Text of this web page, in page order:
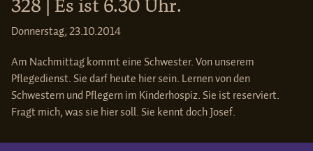
328 | Es ist 6.30 Uhr.
Donnerstag, 23.10.2014
Am Nachmittag kommt eine Schwester. Von unserem
Pflegedienst. Sie darf heute hier sein. Lernen von den
Schwestern und Pflegern im Kinderhospiz. Sie ist reserviert.
Fragt mich, was sie hier soll. Sie kennt doch Josef.